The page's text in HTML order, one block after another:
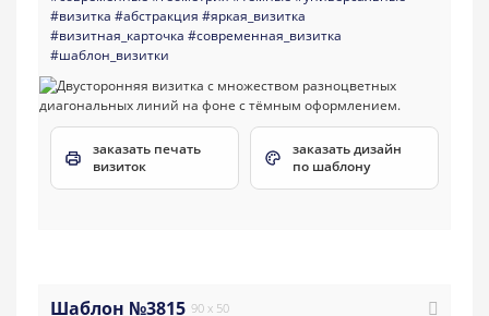
#визитка #абстракция #яркая_визитка
#визитная_карточка #современная_визитка
#шаблон_визитки
заказать печать
визиток
заказать дизайн
по шаблону
Шаблон №3815 90 x 50